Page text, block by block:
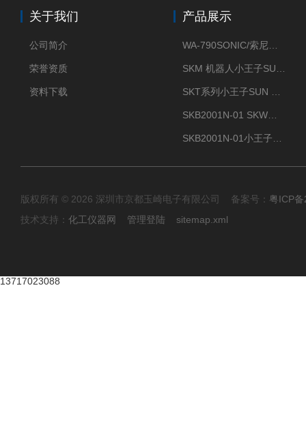
关于我们
公司简介
荣誉资质
资料下载
产品展示
版权所有 © 2026 深圳市京都玉崎电子有限公司 备案号： 粤ICP
技术支持： 化工仪器网 管理登陆 sitemap.xml
13717023088